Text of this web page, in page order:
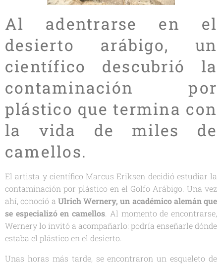
Al adentrarse en el
desierto arábigo, un
científico descubrió la
contaminación por
plástico que termina con
la vida de miles de
camellos.
El artista y científico Marcus Eriksen decidió estudiar la
contaminación por plástico en el Golfo Arábigo. Una vez
ahí, conoció a Ulrich Wernery, un académico alemán que
se especializó en camellos. Al momento de encontrarse,
Wernery lo invitó a acompañarlo: podría enseñarle dónde
estaba el plástico en el desierto.
Unas horas más tarde, se encontraron un esqueleto de